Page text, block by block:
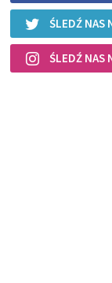
ŚLEDŹ NAS
ŚLEDŹ NAS